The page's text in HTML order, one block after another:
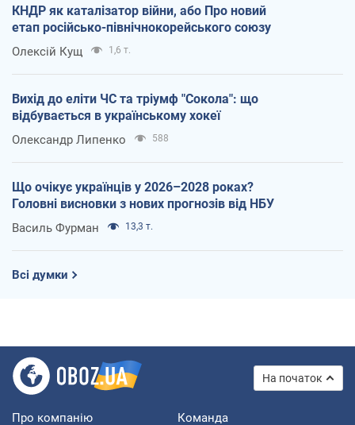
КНДР як каталізатор війни, або Про новий
етап російсько-північнокорейського союзу
Олексій Кущ 1,6 т.
Вихід до еліти ЧС та тріумф "Сокола": що
відбувається в українському хокеї
Олександр Липенко 588
Що очікує українців у 2026–2028 роках?
Головні висновки з нових прогнозів від НБУ
Василь Фурман 13,3 т.
Всі думки
На початок
Про компанію Команда